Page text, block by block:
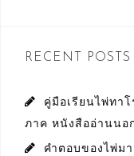
RECENT POSTS
คู่มือเรียนไพ่ทา
ภาค หนังสืออ่านนอ
คำตอบของไพ่ม